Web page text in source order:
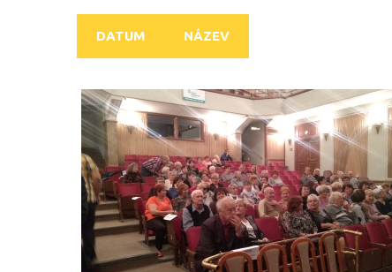
DATUM NÁZEV
JAK (NE) NALETĚT NEKALÝM PRAKTIKÁM?
_1